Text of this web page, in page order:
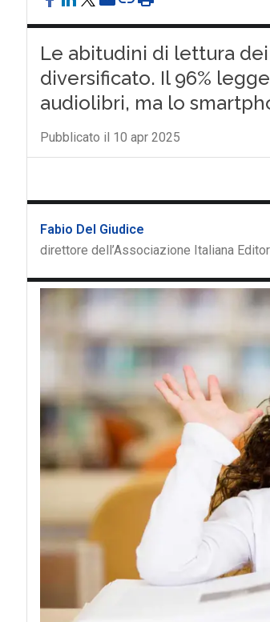
Le abitudini di lettura
diversificato. Il 96%
audiolibri, ma lo
Pubblicato il 10 apr 2025
Fabio Del Giudice
direttore dell’Associazione Italiana